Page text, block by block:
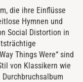
die ihre Einflüsse
Hymnen und
Social Distortion in
Things Were“ sind
von Klassikern wie